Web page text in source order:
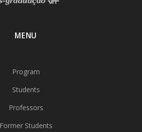
MENU
Program
Students
Professors
Former Students